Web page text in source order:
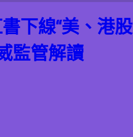
下線“美、港股
監管解讀